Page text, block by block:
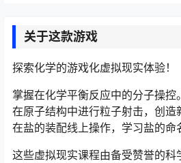
关于这款游戏
探索化学的游戏化虚拟现实体验！
掌握在化学平衡反应中的分子操控。
在原子结构中进行粒子射击，创造
在盐的装配线上操作，学习盐的命
这些虚拟现实课程由备受赞誉的科